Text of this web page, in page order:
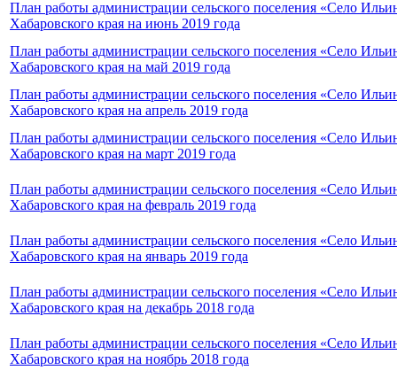
План работы администрации сельского поселения «Село
Хабаровского края на июнь 2019 года
План работы администрации сельского поселения «Село
Хабаровского края на май 2019 года
План работы администрации сельского поселения «Село
Хабаровского края на апрель 2019 года
План работы администрации сельского поселения «Село
Хабаровского края на март 2019 года
План работы администрации сельского поселения «Село
Хабаровского края на февраль 2019 года
План работы администрации сельского поселения «Село
Хабаровского края на январь 2019 года
План работы администрации сельского поселения «Село
Хабаровского края на декабрь 2018 года
План работы администрации сельского поселения «Село
Хабаровского края на ноябрь 2018 года